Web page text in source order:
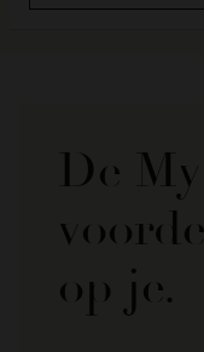
De
op je.